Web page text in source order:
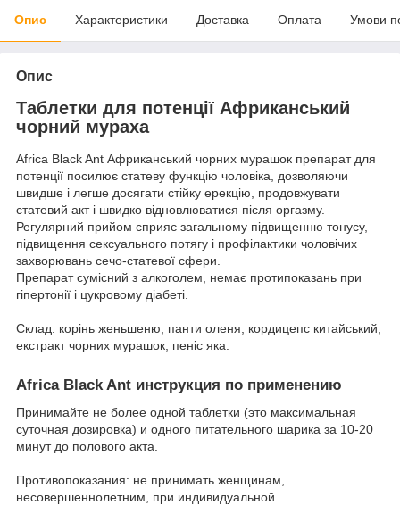
Опис Характеристики Доставка Оплата Умови
Опис
Таблетки для потенції Африканський
чорний мураха
Africa Black Ant Африканський чорних мурашок препарат для
потенції посилює статеву функцію чоловіка, дозволяючи
швидше і легше досягати стійку ерекцію, продовжувати
статевий акт і швидко відновлюватися після оргазму.
Регулярний прийом сприяє загальному підвищенню тонусу,
підвищення сексуального потягу і профілактики чоловічих
захворювань сечо-статевої сфери.
Препарат сумісний з алкоголем, немає протипоказань при
гіпертонії і цукровому діабеті.
Склад: корінь женьшеню, панти оленя, кордицепс китайський,
екстракт чорних мурашок, пеніс яка.
Africa Black Ant инструкция по применению
Принимайте не более одной таблетки (это максимальная
суточная дозировка) и одного питательного шарика за 10-20
минут до полового акта.
Противопоказания: не принимать женщинам,
несовершеннолетним, при индивидуальной